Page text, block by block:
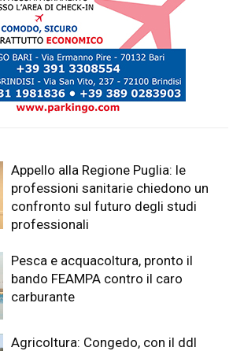
Appello alla Regione Puglia: le
professioni sanitarie chiedono un
confronto sul futuro degli studi
professionali
Pesca e acquacoltura, pronto il
bando FEAMPA contro il caro
carburante
Agricoltura: Congedo, con il ddl